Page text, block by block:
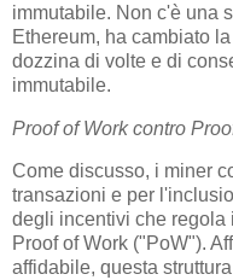
immutabile. Non c'è una
Ethereum, ha cambiato
dozzina di volte e di
immutabile.
Proof of Work contro
Come discusso, i miner
transazioni e per
degli incentivi che regola
Proof of Work ("PoW").
affidabile, questa